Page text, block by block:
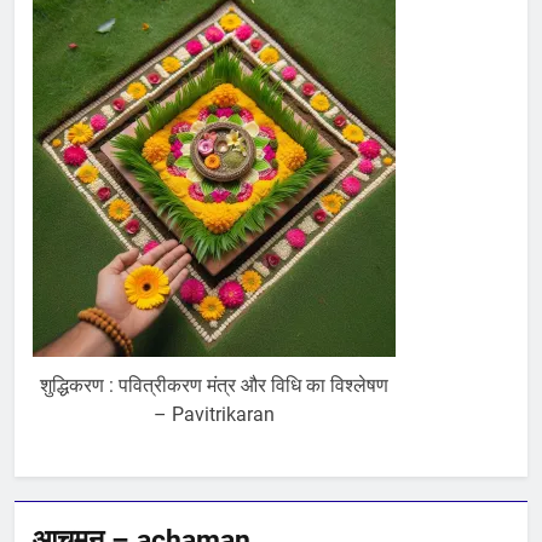
शुद्धिकरण : पवित्रीकरण मंत्र और विधि का विश्लेषण
– Pavitrikaran